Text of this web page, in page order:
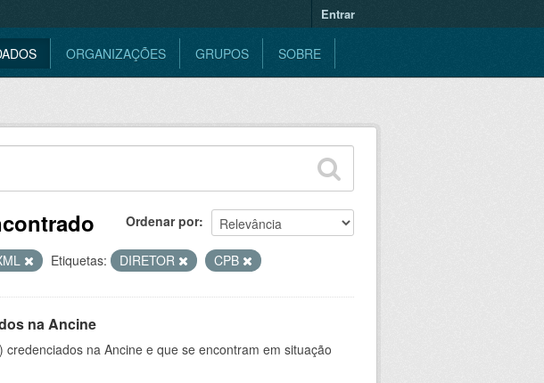
Entrar
ORGANIZAÇÕES GRUPOS SOBRE
Ordenar por
Etiquetas: DIRETOR CPB
na Ancine
na Ancine e que se encontram em situação